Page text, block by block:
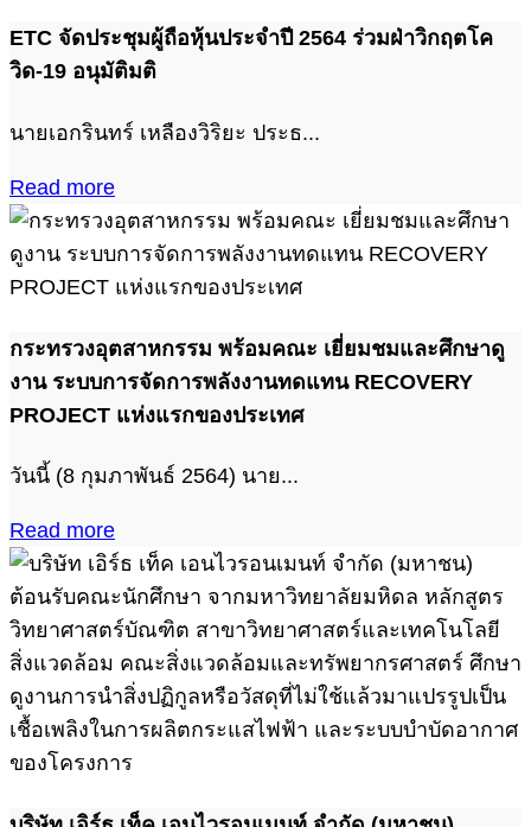
ETC จัดประชุมผู้ถือหุ้นประจำปี 2564 ร่วมฝ่าวิกฤตโค
วิด-19 อนุมัติมติ
นายเอกรินทร์ เหลืองวิริยะ ประธ...
Read more
กระทรวงอุตสาหกรรม พร้อมคณะ เยี่ยมชมและศึกษาดู
งาน ระบบการจัดการพลังงานทดแทน RECOVERY
PROJECT แห่งแรกของประเทศ
วันนี้ (8 กุมภาพันธ์ 2564) นาย...
Read more